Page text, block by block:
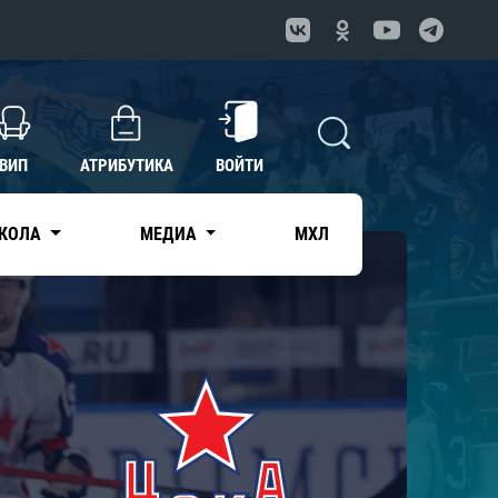
ВИП АТРИБУТИКА ВОЙТИ
МЕДИА МХЛ